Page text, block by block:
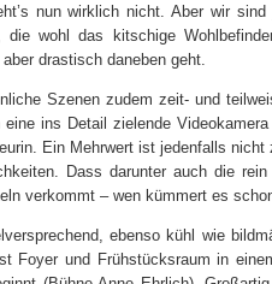
nun wirklich nicht. Aber wir
wohl das kitschige
drastisch daneben geht.
Szenen zudem zeit- und
ins Detail zielende
Ein Mehrwert ist jedenfalls
Dass darunter auch die
verkommt – wen kümmert es
ebenso kühl wie
Foyer und Frühstücksraum in